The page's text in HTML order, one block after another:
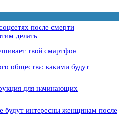
после смерти
делать
твой смартфон
общества: какими будут
для начинающих
будут интересны женщинам после